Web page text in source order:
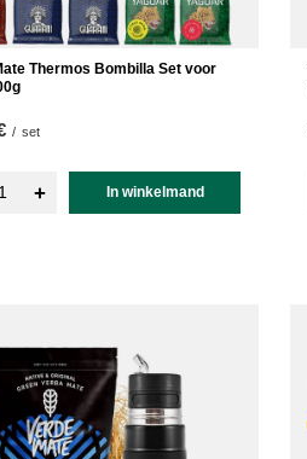
Thermos Bombilla Set voor
/ set
+ In winkelmand